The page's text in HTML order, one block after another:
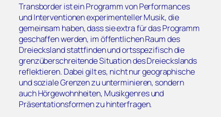
Transborder ist ein Programm von Performances
und Interventionen experimenteller Musik, die
gemeinsam haben, dass sie extra für das Programm
geschaffen werden, im öffentlichen Raum des
Dreiecksland stattfinden und ortsspezifisch die
grenzüberschreitende Situation des Dreieckslands
reflektieren. Dabei gilt es, nicht nur geographische
und soziale Grenzen zu unterminieren, sondern
auch Hörgewohnheiten, Musikgenres und
Präsentationsformen zu hinterfragen.